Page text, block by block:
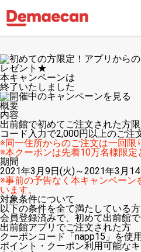
本キャンペーンは
終了いたしました
概要
内容
出前館で初めてご注文された方
コード入力で2,000円以上のご注
※同一住所からのご注文は一回限
※本クーポンは先着10万名様限定
期間
2021年3月9日(火)～2021年3月
※事前の予告なく本キャンペーン
います。
対象条件について
以下の条件を全て満たしている方
会員登録済みで、初めて出前館
出前館アプリでご注文された方
クーポンコード「napp15」を使
ポイント・クーポン利用可能な